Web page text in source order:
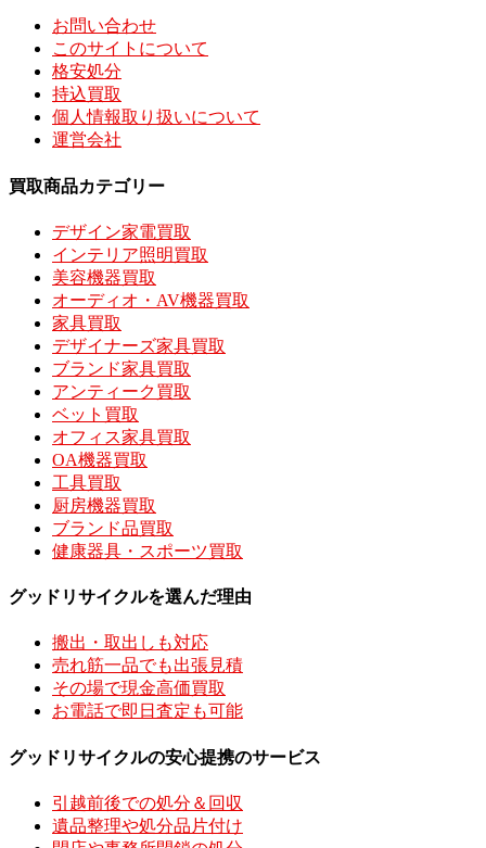
お問い合わせ
このサイトについて
格安処分
持込買取
個人情報取り扱いについて
運営会社
買取商品カテゴリー
デザイン家電買取
インテリア照明買取
美容機器買取
オーディオ・AV機器買取
家具買取
デザイナーズ家具買取
ブランド家具買取
アンティーク買取
ベット買取
オフィス家具買取
OA機器買取
工具買取
厨房機器買取
ブランド品買取
健康器具・スポーツ買取
グッドリサイクルを選んだ理由
搬出・取出しも対応
売れ筋一品でも出張見積
その場で現金高価買取
お電話で即日査定も可能
グッドリサイクルの安心提携のサービス
引越前後での処分＆回収
遺品整理や処分品片付け